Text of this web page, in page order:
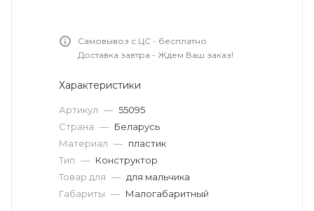
Самовывоз с ЦС - бесплатно
Доставка завтра - Ждем Ваш заказ!
Характеристики
Артикул — 55095
Страна — Беларусь
Материал — пластик
Тип — Конструктор
Товар для — для мальчика
Габариты — Малогабаритный